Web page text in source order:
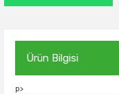
Ürün Bilgisi
p>